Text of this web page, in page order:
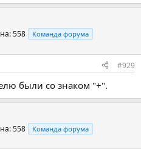
558 Команда форума
#929
были со знаком "+".
558 Команда форума